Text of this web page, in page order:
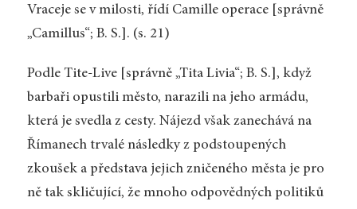
Vraceje se v milosti, řídí Camille operace [správně
„Camillus“; B. S.]. (s. 21)
Podle Tite-Live [správně „Tita Livia“; B. S.], když
barbaři opustili město, narazili na jeho armádu,
která je svedla z cesty. Nájezd však zanechává na
Římanech trvalé následky z podstoupených
zkoušek a představa jejich zničeného města je pro
ně tak skličující, že mnoho odpovědných politiků